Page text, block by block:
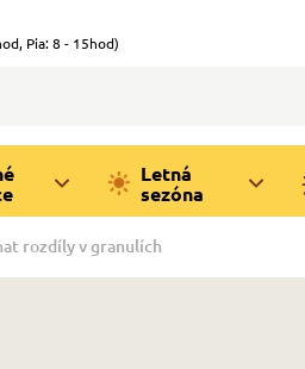
, Pia: 8 - 15hod)
Letná
sezóna
rozdíly v granulích